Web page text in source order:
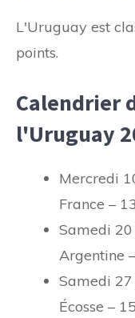
L'Uruguay est
points.
Calendrier
l'Uruguay
Mercredi
France –
Samedi
Argentine
Samedi
Écosse –